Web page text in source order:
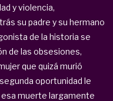
y violencia,
su padre y su hermano
de la historia se
de las obsesiones,
que quizá murió
oportunidad le
muerte largamente